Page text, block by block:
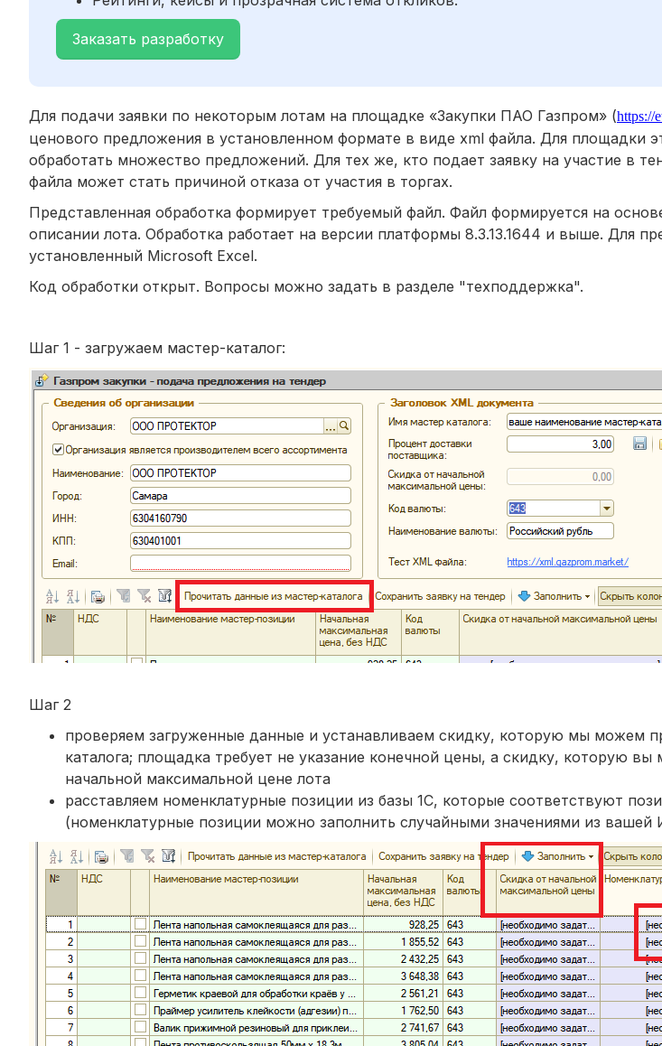
Заказать разработку
Для подачи заявки по некоторым лотам на площадке «Закупки ПАО Газпром» (https://
ценового предложения в установленном формате в виде xml файла. Для площадки
обработать множество предложений. Для тех же, кто подает заявку на участие в
файла может стать причиной отказа от участия в торгах.
Представленная обработка формирует требуемый файл. Файл формируется на
описании лота. Обработка работает на версии платформы 8.3.13.1644 и выше. Для
установленный Microsoft Excel.
Код обработки открыт. Вопросы можно задать в разделе "техподдержка".
Шаг 1 - загружаем мастер-каталог:
Шаг 2
проверяем загруженные данные и устанавливаем скидку, которую мы можем
каталога; площадка требует не указание конечной цены, а скидку, которую
начальной максимальной цене лота
расставляем номенклатурные позиции из базы 1С, которые соответствуют
(номенклатурные позиции можно заполнить случайными значениями из вашей